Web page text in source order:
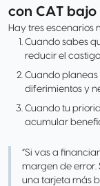
con CAT bajo
Hay tres escenarios
Cuando sabes
reducir el
Cuando
diferimientos y
Cuando tu
acumular
“Si vas a
margen de error.
una tarjeta más